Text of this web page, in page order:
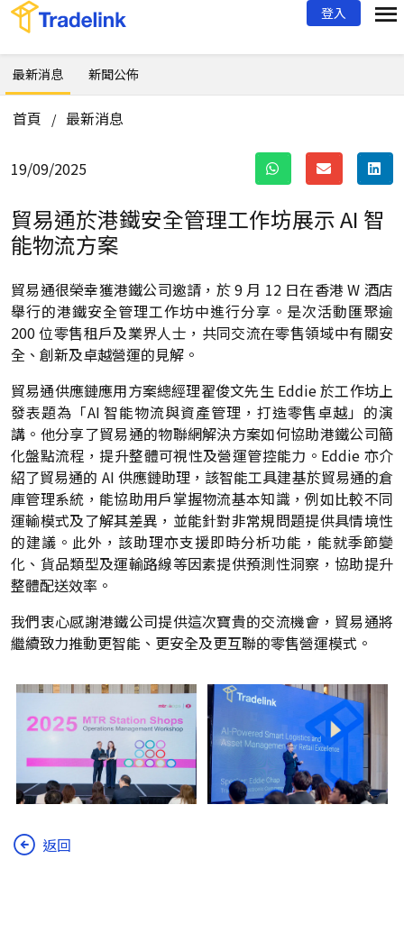
登入
最新消息 新聞公佈
首頁 / 最新消息
19/09/2025
貿易通於港鐵安全管理工作坊展示 AI 智
能物流方案
貿易通很榮幸獲港鐵公司邀請，於 9 月 12 日在香港 W 酒店
舉行的港鐵安全管理工作坊中進行分享。是次活動匯聚逾
200 位零售租戶及業界人士，共同交流在零售領域中有關安
全、創新及卓越營運的見解。
貿易通供應鏈應用方案總經理翟俊文先生 Eddie 於工作坊上
發表題為「AI 智能物流與資產管理，打造零售卓越」的演
講。他分享了貿易通的物聯網解決方案如何協助港鐵公司簡
化盤點流程，提升整體可視性及營運管控能力。Eddie 亦介
紹了貿易通的 AI 供應鏈助理，該智能工具建基於貿易通的倉
庫管理系統，能協助用戶掌握物流基本知識，例如比較不同
運輸模式及了解其差異，並能針對非常規問題提供具情境性
的建議。此外，該助理亦支援即時分析功能，能就季節變
化、貨品類型及運輸路線等因素提供預測性洞察，協助提升
整體配送效率。
我們衷心感謝港鐵公司提供這次寶貴的交流機會，貿易通將
繼續致力推動更智能、更安全及更互聯的零售營運模式。
返回